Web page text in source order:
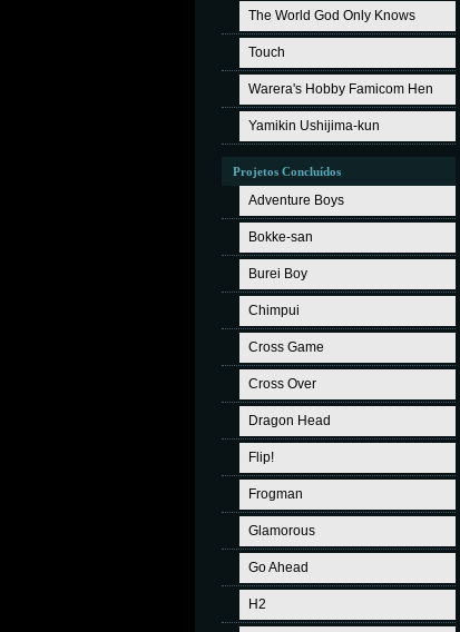
The World God Only Knows
Touch
Warera's Hobby Famicom Hen
Yamikin Ushijima-kun
Projetos Concluídos
Adventure Boys
Bokke-san
Burei Boy
Chimpui
Cross Game
Cross Over
Dragon Head
Flip!
Frogman
Glamorous
Go Ahead
H2